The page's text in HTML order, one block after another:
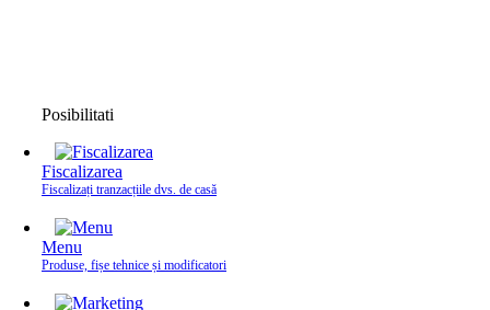
Posibilitati
Fiscalizarea
Fiscalizați tranzacțiile dvs. de casă
Menu
Produse, fișe tehnice și modificatori